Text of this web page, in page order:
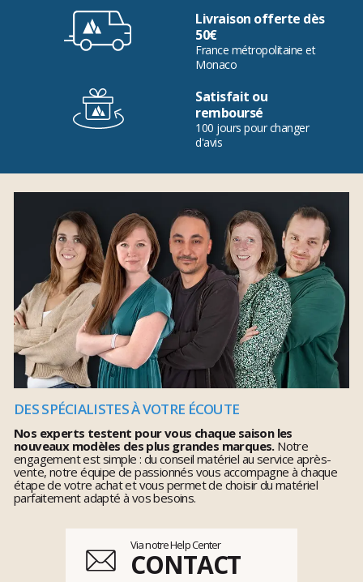
Livraison offerte dès
50€
France métropolitaine et
Monaco
Satisfait ou
remboursé
100 jours pour changer
d'avis
DES SPÉCIALISTES À VOTRE ÉCOUTE
Nos experts testent pour vous chaque saison les
nouveaux modèles des plus grandes marques.Notre
engagement est simple : du conseil matériel au service après-
vente, notre équipe de passionnés vous accompagne à chaque
étape de votre achat et vous permet de choisir du matériel
parfaitement adapté à vos besoins.
Via notre Help Center
CONTACT